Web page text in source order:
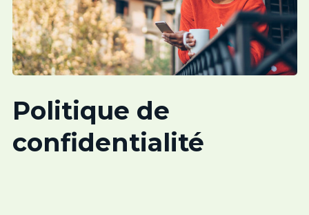
Politique de
confidentialité